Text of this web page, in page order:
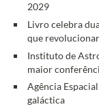
2029
Livro celebra
que
Instituto de
maior
Agência
galáctica